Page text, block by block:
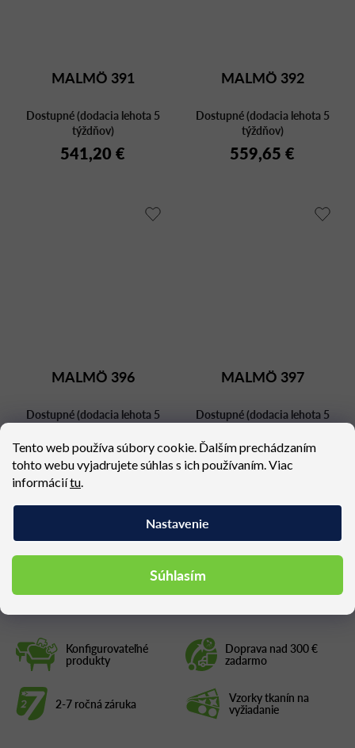
Tento web používa súbory cookie. Ďalším prechádzaním
tohto webu vyjadrujete súhlas s ich používaním. Viac
informáciítu.
Nastavenie
Súhlasím
Konfigurovateľné
produkty
Doprava nad 300 €
zadarmo
2-7 ročná záruka Vzorky tkanín na
vyžiadanie
MALMÖ 391
Dostupné (dodacia lehota 5
týždňov)
541,20 €
MALMÖ 392
Dostupné (dodacia lehota 5
týždňov)
559,65 €
MALMÖ 396
Dostupné (dodacia lehota 5
659,28 €
MALMÖ 397
Dostupné (dodacia lehota 5
681,42 €
Podobné produkty